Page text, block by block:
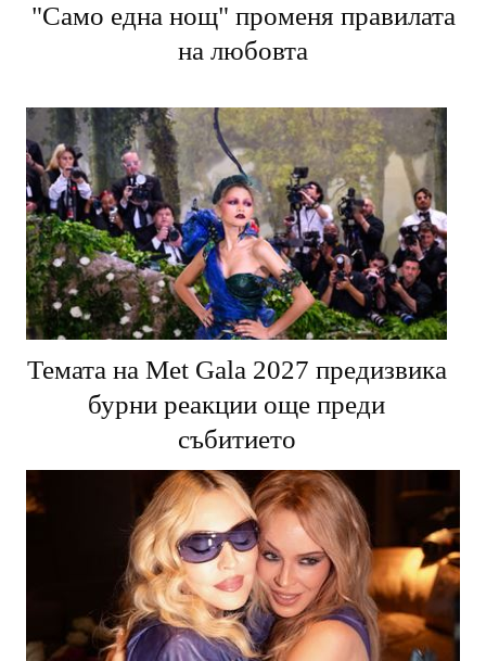
"Само една нощ" променя правилата
на любовта
Темата на Met Gala 2027 предизвика
бурни реакции още преди
събитието